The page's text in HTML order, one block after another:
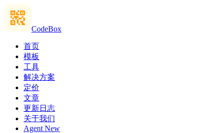
CodeBox
首页
模板
工具
解决方案
定价
文章
更新日志
关于我们
Agent New